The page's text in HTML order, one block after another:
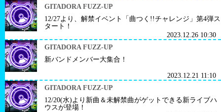
GITADORA FUZZ-UP
12/27より、解禁イベント「曲つく!!チャレンジ」第4弾ス
タート！
2023.12.26 10:30
GITADORA FUZZ-UP
新バンドメンバー大集合！
2023.12.21 11:10
GITADORA FUZZ-UP
12/20(水)より新曲＆未解禁曲がゲットできる新ライブハ
ウスが登場！